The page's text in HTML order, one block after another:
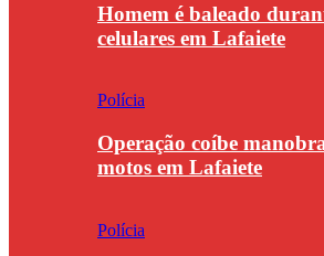
Homem é baleado
celulares em Lafaiete
Polícia
Operação coíbe
motos em Lafaiete
Polícia